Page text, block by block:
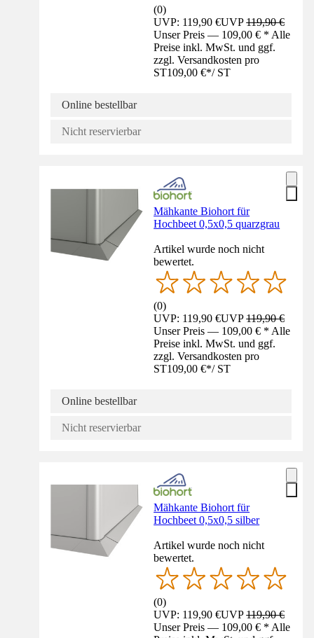
(0)
UVP: 119,90 €UVP119,90 €
Unser Preis — 109,00 € * Alle
Preise inkl. MwSt. und ggf.
zzgl. Versandkosten pro
ST109,00 €*/ ST
Online bestellbar
Nicht reservierbar
Mähkante Biohort für
Hochbeet 0,5x0,5 quarzgrau
Artikel wurde noch nicht
bewertet.
(0)
UVP: 119,90 €UVP119,90 €
Unser Preis — 109,00 € * Alle
Preise inkl. MwSt. und ggf.
zzgl. Versandkosten pro
ST109,00 €*/ ST
Online bestellbar
Nicht reservierbar
Mähkante Biohort für
Hochbeet 0,5x0,5 silber
Artikel wurde noch nicht
bewertet.
(0)
UVP: 119,90 €UVP119,90 €
Unser Preis — 109,00 € * Alle